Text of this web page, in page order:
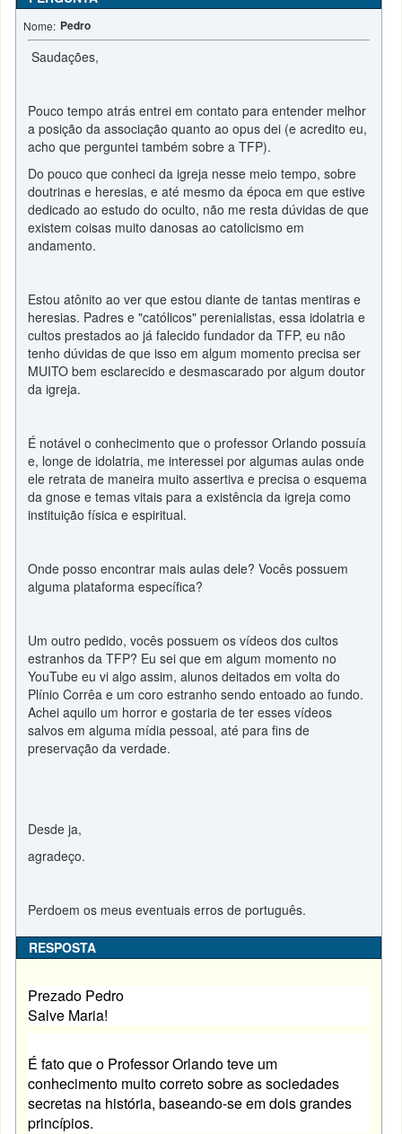
Nome: Pedro
Saudações,
Pouco tempo atrás entrei em contato para entender melhor
a posição da associação quanto ao opus dei (e acredito eu,
acho que perguntei também sobre a TFP).
Do pouco que conheci da igreja nesse meio tempo, sobre
doutrinas e heresias, e até mesmo da época em que estive
dedicado ao estudo do oculto, não me resta dúvidas de que
existem coisas muito danosas ao catolicismo em
andamento.
Estou atônito ao ver que estou diante de tantas mentiras e
heresias. Padres e "católicos" perenialistas, essa idolatria e
cultos prestados ao já falecido fundador da TFP, eu não
tenho dúvidas de que isso em algum momento precisa ser
MUITO bem esclarecido e desmascarado por algum doutor
da igreja.
É notável o conhecimento que o professor Orlando possuía
e, longe de idolatria, me interessei por algumas aulas onde
ele retrata de maneira muito assertiva e precisa o esquema
da gnose e temas vitais para a existência da igreja como
instituição física e espiritual.
Onde posso encontrar mais aulas dele? Vocês possuem
alguma plataforma específica?
Um outro pedido, vocês possuem os vídeos dos cultos
estranhos da TFP? Eu sei que em algum momento no
YouTube eu vi algo assim, alunos deitados em volta do
Plínio Corrêa e um coro estranho sendo entoado ao fundo.
Achei aquilo um horror e gostaria de ter esses vídeos
salvos em alguma mídia pessoal, até para fins de
preservação da verdade.
Desde ja,
agradeço.
Perdoem os meus eventuais erros de português.
RESPOSTA
Prezado Pedro
Salve Maria!
É fato que o Professor Orlando teve um
conhecimento muito correto sobre as sociedades
secretas na história, baseando-se em dois grandes
princípios.